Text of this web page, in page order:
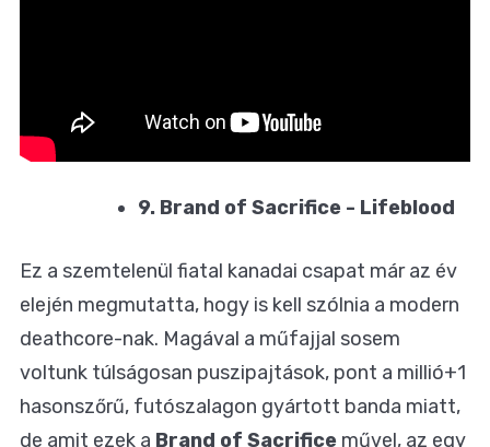
9. Brand of Sacrifice - Lifeblood
Ez a szemtelenül fiatal kanadai csapat már az év
elején megmutatta, hogy is kell szólnia a modern
deathcore-nak. Magával a műfajjal sosem
voltunk túlságosan puszipajtások, pont a millió+1
hasonszőrű, futószalagon gyártott banda miatt,
de amit ezek a Brand of Sacrifice művel, az egy